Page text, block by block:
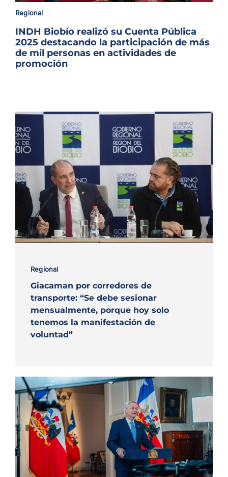
Regional
INDH Biobío realizó su Cuenta Pública
2025 destacando la participación de más
de mil personas en actividades de
promoción
Regional
Giacaman por corredores de
transporte: “Se debe sesionar
mensualmente, porque hoy solo
tenemos la manifestación de
voluntad”